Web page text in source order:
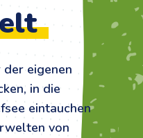
der eigenen
in die
eintauchen
von